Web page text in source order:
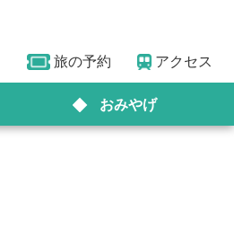
旅の予約 アクセス
おみやげ